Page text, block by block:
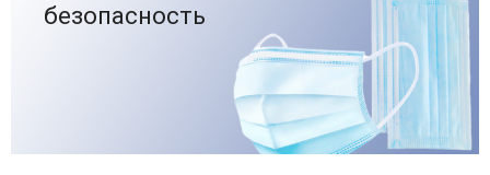
безопасность